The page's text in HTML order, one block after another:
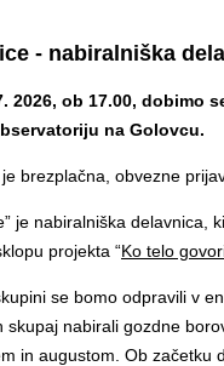
- nabiralniška
2026, ob 17.00, dobimo
na Golovcu.
brezplačna, obvezne
je nabiralniška delavnica,
projekta “Ko telo
se bomo odpravili v
skupaj nabirali gozdne
in augustom. Ob začetku